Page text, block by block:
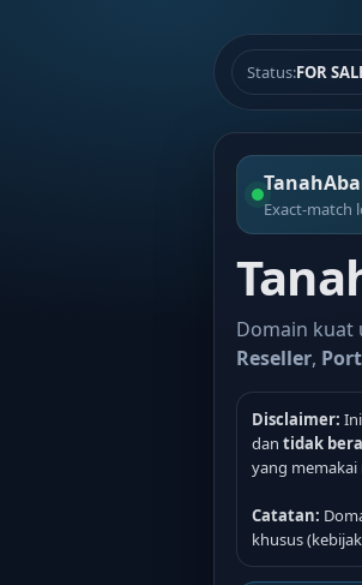
Status:FOR
Exact-match
Domain
Reseller,
Disclaimer:
dan tidak
yang memakai
Catatan:
khusus